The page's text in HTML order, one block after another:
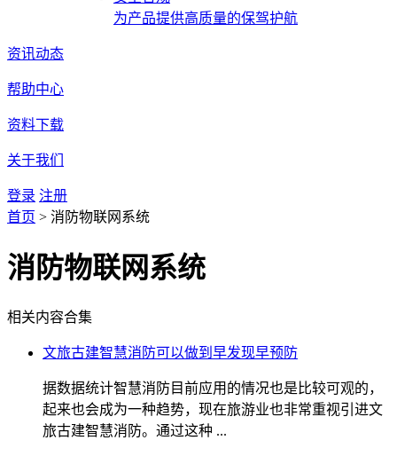
为产品提供高质量的保驾护航
资讯动态
帮助中心
资料下载
关于我们
登录 注册
首页 > 消防物联网系统
消防物联网系统
相关内容合集
文旅古建智慧消防可以做到早发现早预防
据数据统计智慧消防目前应用的情况也是比较可观的，
起来也会成为一种趋势，现在旅游业也非常重视引进文
旅古建智慧消防。通过这种 ...